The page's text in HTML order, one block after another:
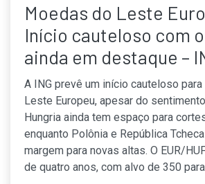
Moedas do Leste
Início cauteloso com
ainda em destaque –
A ING prevê um início cauteloso
Leste Europeu, apesar do
Hungria ainda tem espaço para
enquanto Polônia e República
margem para novas altas. O EUR/
de quatro anos, com alvo de 350